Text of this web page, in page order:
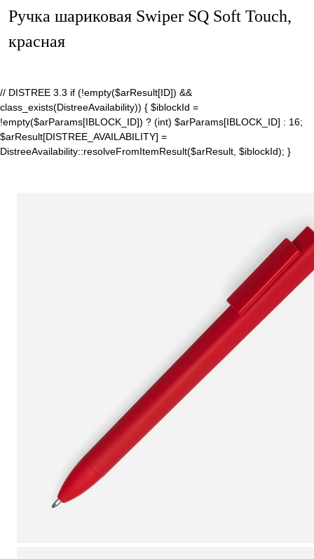
Ручка шариковая Swiper SQ Soft Touch,
красная
// DISTREE 3.3 if (!empty($arResult[ID]) &&
class_exists(DistreeAvailability)) { $iblockId =
!empty($arParams[IBLOCK_ID]) ? (int) $arParams[IBLOCK_ID] : 16;
$arResult[DISTREE_AVAILABILITY] =
DistreeAvailability::resolveFromItemResult($arResult, $iblockId); }